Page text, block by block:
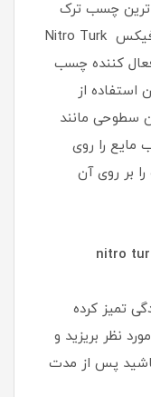
ترین چسب ترک
شناخته شده است . چسب 123 ترک فیکس Nitro Turk
کننده چسب
از
سطوحی مانند
مایع را روی
بر روی آن
تمیز کرده
نظر بریزید و
پس از مدت